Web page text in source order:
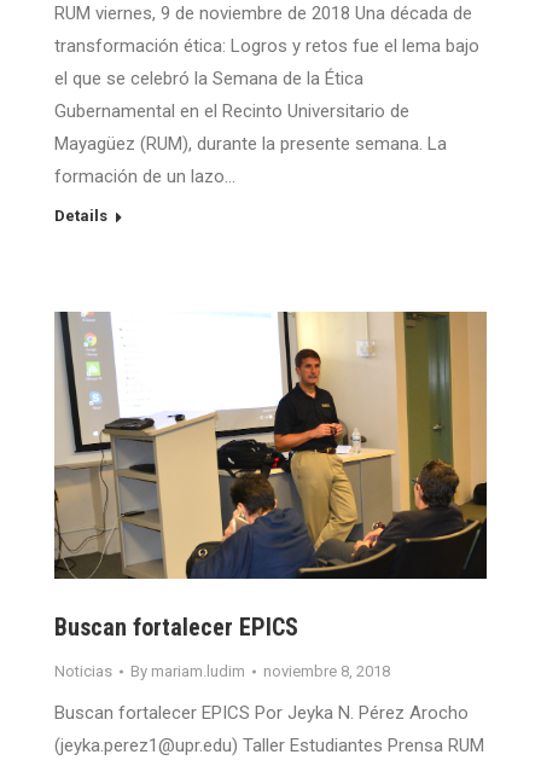
RUM viernes, 9 de noviembre de 2018 Una década de
transformación ética: Logros y retos fue el lema bajo
el que se celebró la Semana de la Ética
Gubernamental en el Recinto Universitario de
Mayagüez (RUM), durante la presente semana. La
formación de un lazo…
Details
Buscan fortalecer EPICS
Noticias By mariam.ludim noviembre 8, 2018
Buscan fortalecer EPICS Por Jeyka N. Pérez Arocho
(jeyka.perez1@upr.edu) Taller Estudiantes Prensa RUM